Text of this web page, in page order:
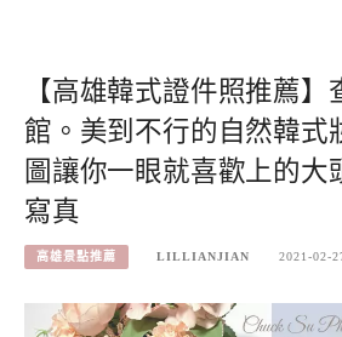
【高雄韓式證件照推薦】
館。美到不行的自然韓式
圖讓你一眼就喜歡上的大
寫真
高雄景點推薦 LILLIANJIAN 2021-02-